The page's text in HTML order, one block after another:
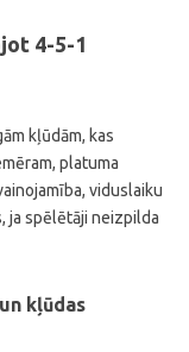
4-5-1
kļūdām, kas
platuma
viduslaiku
ja spēlētāji neizpilda
kļūdas